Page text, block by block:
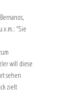
“Sie
will diese
sehen
zielt